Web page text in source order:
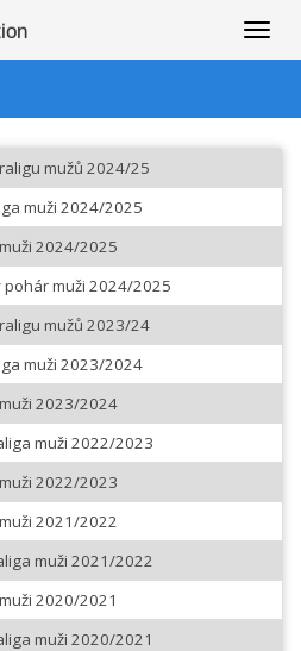
mužů 2024/25
muži 2024/2025
2024/2025
pohár muži 2024/2025
mužů 2023/24
muži 2023/2024
2023/2024
muži 2022/2023
2022/2023
2021/2022
muži 2021/2022
2020/2021
muži 2020/2021